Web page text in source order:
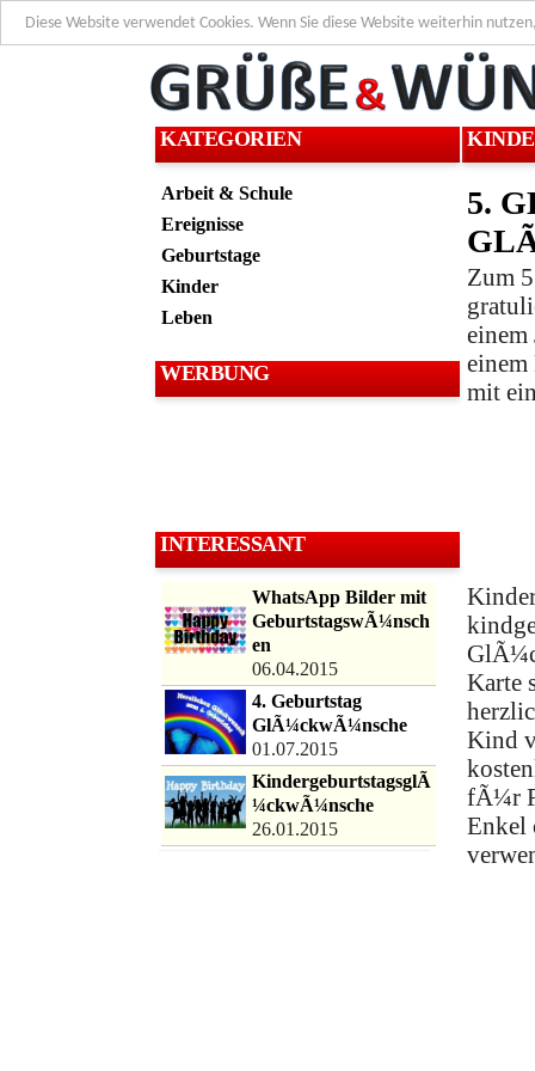
Diese Website verwendet Cookies. Wenn Sie diese Website weiterhin
KATEGORIEN
Arbeit & Schule
Ereignisse
Geburtstage
Kinder
Leben
WERBUNG
INTERESSANT
WhatsApp Bilder mit
GeburtstagswÃ¼nsch
en
06.04.2015
4. Geburtstag
GlÃ¼ckwÃ¼nsche
01.07.2015
KindergeburtstagsglÃ
¼ckwÃ¼nsche
26.01.2015
5.
Zum
einem
mit
Karte
Kind
fÃ¼r
Enkel